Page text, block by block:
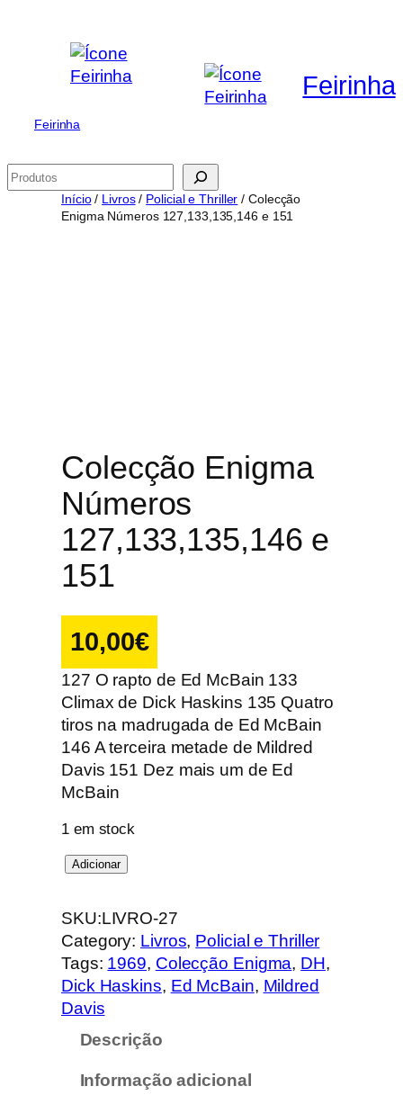
conteúdo
Feirinha
Feirinha
Pesquisar
Início/ Livros/ Policial e Thriller / Colecção
Enigma Números 127,133,135,146 e 151
Colecção Enigma
Números
127,133,135,146 e
151
10,00€
127 O rapto de Ed McBain 133
Climax de Dick Haskins 135 Quatro
tiros na madrugada de Ed McBain
146 A terceira metade de Mildred
Davis 151 Dez mais um de Ed
McBain
1 em stock
Q
a
n
t
i
d
Adicionar
SKU:LIVRO-27
Category: Livros, Policial e Thriller
Tags: 1969, Colecção Enigma, DH
Dick Haskins, Ed McBain, Mildred
Davis
Descrição
Informação adicional